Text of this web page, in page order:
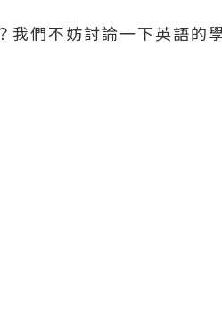
我們不妨討論一下英語的